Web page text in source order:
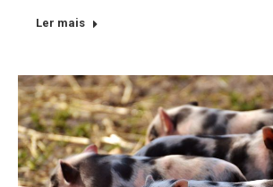
Ler mais